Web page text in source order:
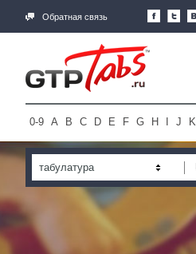
Обратная связь
0-9 A B C D E F G H J K
табулатура